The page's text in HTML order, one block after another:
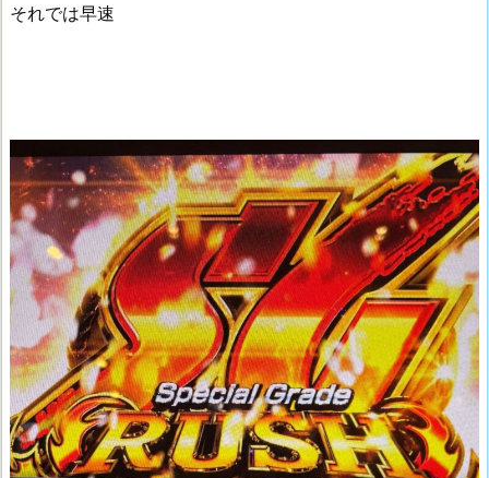
それでは早速